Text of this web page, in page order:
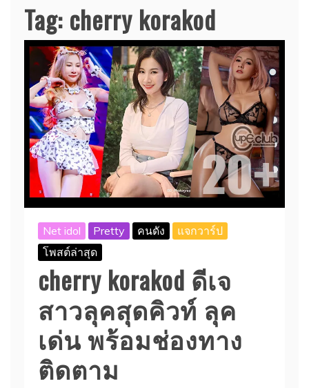
Tag: cherry korakod
Net idol Pretty คนดัง
แจกวาร์ป
โพสต์ล่าสุด
cherry korakod ดีเจ
สาวลุคสุดคิวท์ ลุค
เด่น พร้อมช่องทาง
ติดตาม